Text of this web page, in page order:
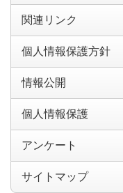
関連リンク
個人情報保護方針
情報公開
個人情報保護
アンケート
サイトマップ